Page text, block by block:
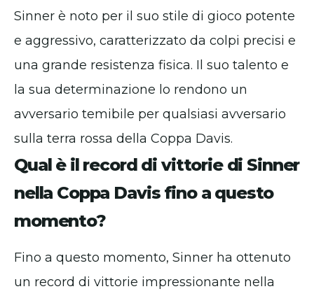
Sinner è noto per il suo stile di gioco potente
e aggressivo, caratterizzato da colpi precisi e
una grande resistenza fisica. Il suo talento e
la sua determinazione lo rendono un
avversario temibile per qualsiasi avversario
sulla terra rossa della Coppa Davis.
Qual è il record di vittorie di Sinner
nella Coppa Davis fino a questo
momento?
Fino a questo momento, Sinner ha ottenuto
un record di vittorie impressionante nella